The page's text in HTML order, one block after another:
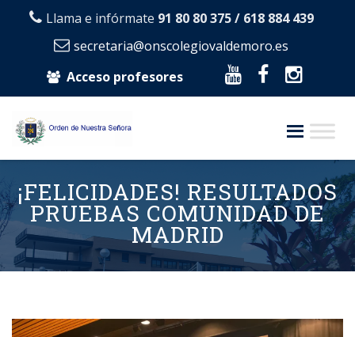
Llama e infórmate 91 80 80 375 / 618 884 439
secretaria@onscolegiovaldemoro.es
Acceso profesores
content
¡FELICIDADES! RESULTADOS
PRUEBAS COMUNIDAD DE
MADRID